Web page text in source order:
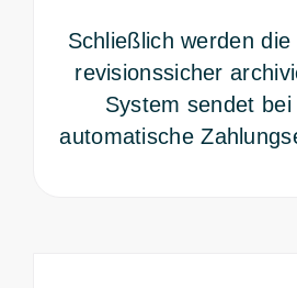
Schließlich werden die
revisionssicher
System sendet
automatische